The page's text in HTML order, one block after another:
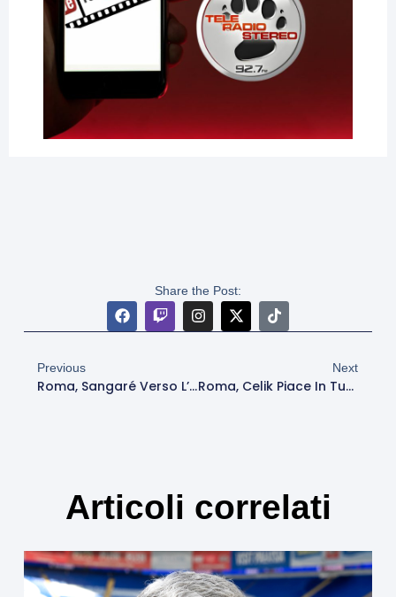
Share the Post:
Previous
Roma, Sangaré Verso L’addio: L’Elche Pronto A Riscattarlo. Torna Salah-Eddine
Next
Roma, Celik Piace In Turchia: Fenerbahce E Galatasaray Pronti A Sfidarsi Per Il Difensore
Articoli correlati